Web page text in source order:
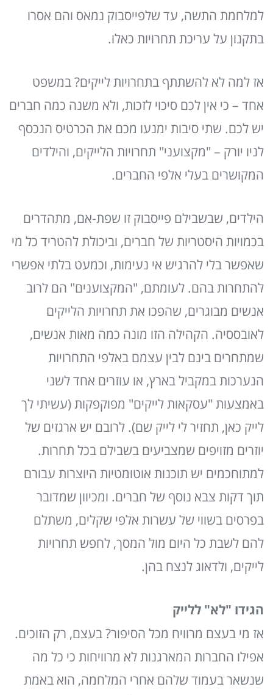
למלחמת התשה, עד שלפייסבוק נמאס והם אסרו
בתקנון על עריכת תחרויות כאלו.
אז למה לא להשתתף בתחרויות לייקים? במשפט
אחד – כי אין לכם סיכוי לזכות, ולא משנה כמה חברים
יש לכם. שתי סיבות ימנעו מכם את הכרטיס הנכסף
לניו יורק – "מקצועני" תחרויות הלייקים, והילדים
המקושרים בעלי אלפי החברים.
הילדים, שבשבילם פייסבוק זו שפת-אם, מתהדרים
בכמויות היסטריות של חברים, וביכולת להטריד כל מי
שאפשר בלי להרגיש אי נעימות, וכמעט בלתי אפשרי
להתחרות בהם. לעומתם, "המקצוענים" הם לרוב
אנשים מבוגרים, שהפכו את תחרויות הלייקים
לאובססיה. הקהילה הזו מונה כמה מאות אנשים,
שמתחרים בינם לבין עצמם באלפי התחרויות
הנערכות במקביל בארץ, או עוזרים אחד לשני
באמצעות "עסקאות לייקים" מפוקפקות (עשיתי לך
לייק כאן, תחזיר לי לייק שם). לרובם יש ארגזים של
יוזרים מזויפים שמצביעים בשבילם בכל תחרות.
למתוחכמים יש תוכנות אוטומטיות היוצרות עבורם
תוך דקות צבא נוסף של חברים. ומכיוון שמדובר
בפרסים בשווי של עשרות אלפי שקלים, משתלם
להם לשבת כל היום מול המסך, לחפש תחרויות
לייקים, ולדאוג לנצח בהן.
הגידו "לא" ללייק
אז מי בעצם מרוויח מכל הסיפור? בעצם, רק הזוכים.
אפילו החברות המארגנות לא מרוויחות כי כל מה
שנשאר בעמוד שלהם אחרי המלחמה, הוא באמת